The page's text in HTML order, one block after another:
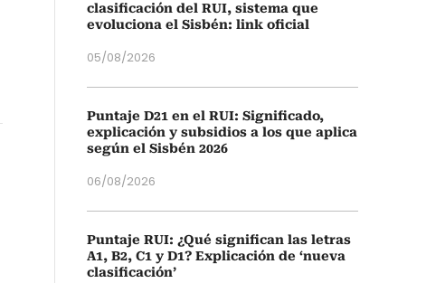
clasificación del RUI, sistema que
evoluciona el Sisbén: link oficial
05/08/2026
Puntaje D21 en el RUI: Significado,
explicación y subsidios a los que aplica
según el Sisbén 2026
06/08/2026
Puntaje RUI: ¿Qué significan las letras
A1, B2, C1 y D1? Explicación de ‘nueva
clasificación’